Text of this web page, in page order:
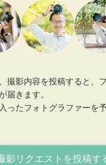
撮影内容を投稿すると、
届きます。
ったフォトグラファーを
影リクエストを投稿す